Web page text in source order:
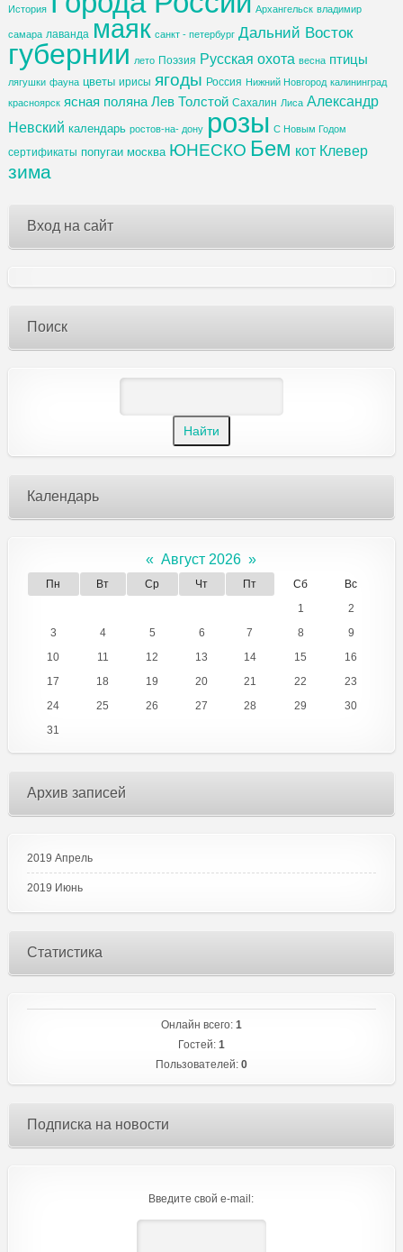
История Архангельск владимир
самара лаванда маяк санкт - петербург Дальний Восток
губернии лето Поэзия Русская охота весна птицы
лягушки фауна цветы ирисы ягоды Россия Нижний Новгород калининград
красноярск ясная поляна Лев Толстой Сахалин Лиса Александр
Невский календарь ростов-на- дону розы С Новым Годом
сертификаты попугаи москва ЮНЕСКО Бем кот Клевер
зима
Вход на сайт
Поиск
Календарь
« Август 2026 »
Пн Вт Ср Чт Пт Сб
Вс
1
2
3
4 5 6 7 8
9
10
11 12 13 14 15
16
17
18 19 20 21 22
23
24
25 26 27 28 29
30
31
Архив записей
2019 Апрель
2019 Июнь
Статистика
Онлайн всего: 1
Гостей: 1
Пользователей: 0
Подписка на новости
Введите свой e-mail: